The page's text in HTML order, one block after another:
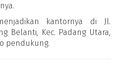
kantornya di Jl.
Belanti, Kec. Padang Utara,
pendukung.